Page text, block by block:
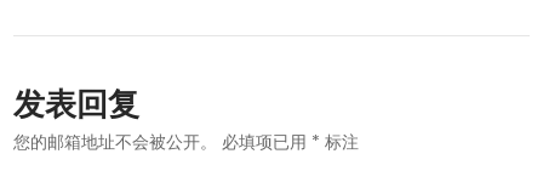
导
航
发表回复
您的邮箱地址不会被公开。 必填项已用 * 标注